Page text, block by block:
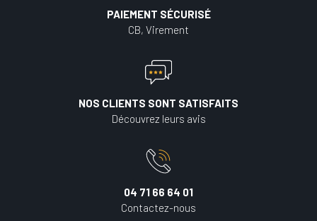
PAIEMENT SÉCURISÉ
CB, Virement
NOS CLIENTS SONT SATISFAITS
Découvrez leurs avis
04 71 66 64 01
Contactez-nous